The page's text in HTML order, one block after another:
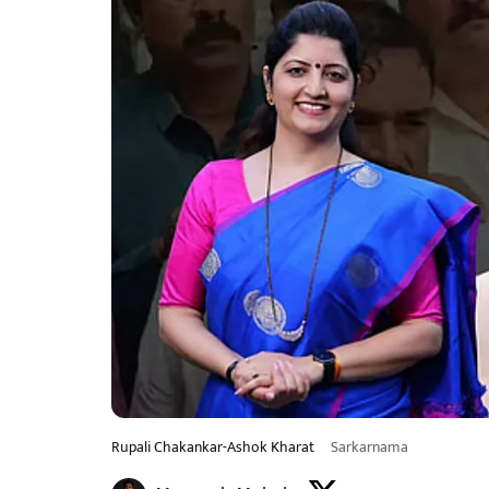
Rupali Chakankar-Ashok Kharat Sarkarnama